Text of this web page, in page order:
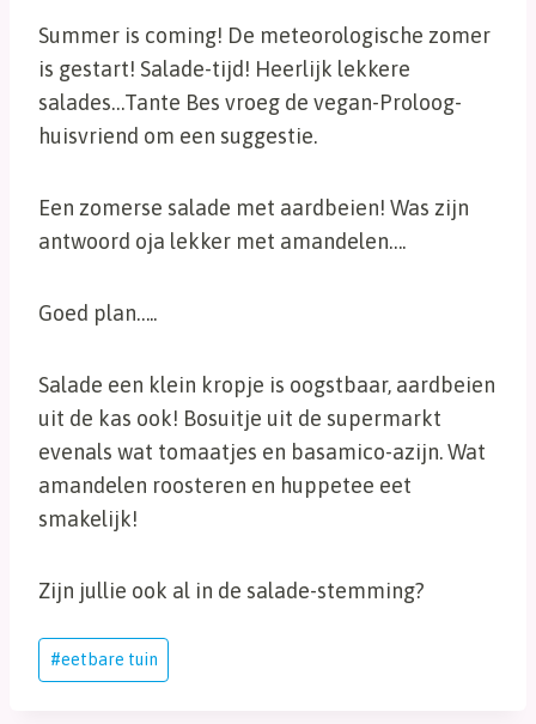
Summer is coming! De meteorologische zomer
is gestart! Salade-tijd! Heerlijk lekkere
salades…Tante Bes vroeg de vegan-Proloog-
huisvriend om een suggestie.
Een zomerse salade met aardbeien! Was zijn
antwoord oja lekker met amandelen….
Goed plan…..
Salade een klein kropje is oogstbaar, aardbeien
uit de kas ook! Bosuitje uit de supermarkt
evenals wat tomaatjes en basamico-azijn. Wat
amandelen roosteren en huppetee eet
smakelijk!
Zijn jullie ook al in de salade-stemming?
Bericht
tags:
#eetbare tuin